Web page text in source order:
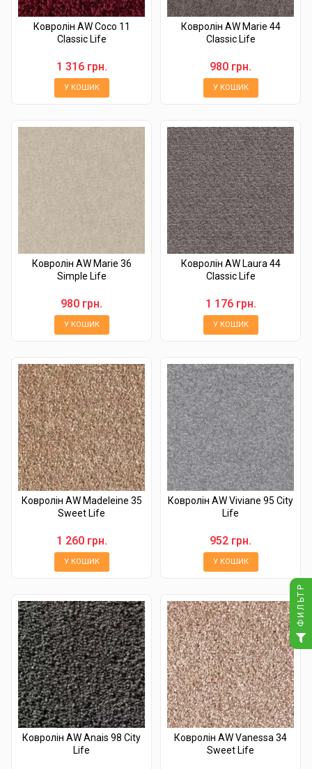
Ковролін AW Coco 11
Classic Life
1 316 грн.
У КОШИК
Ковролін AW Marie 44
Classic Life
980 грн.
У КОШИК
Ковролін AW Marie 36
Simple Life
980 грн.
У КОШИК
Ковролін AW Laura 44
Classic Life
1 176 грн.
У КОШИК
Ковролін AW Madeleine 35
Sweet Life
1 260 грн.
У КОШИК
Ковролін AW Viviane 95 City
Life
952 грн.
У КОШИК
Ковролін AW Anais 98 City
Life
Ковролін AW Vanessa 34
Sweet Life
ФИЛЬТР